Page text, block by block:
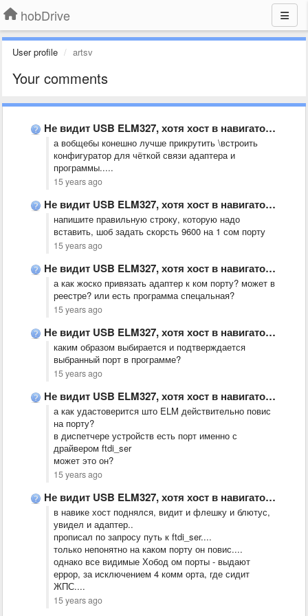
hobDrive
User profile artsv
Your comments
Не видит USB ELM327, хотя хост в навигаторе(JJ2100W) включен, драйвер …
а вобщебы конешно лучше прикрутить \встроить
конфигуратор для чёткой связи адаптера и
программы.....
15 years ago
Не видит USB ELM327, хотя хост в навигаторе(JJ2100W) включен, драйвер …
напишите правильную строку, которую надо
вставить, шоб задать скорсть 9600 на 1 сом порту
15 years ago
Не видит USB ELM327, хотя хост в навигаторе(JJ2100W) включен, драйвер …
а как жоско привязать адаптер к ком порту? может в
реестре? или есть программа спецальная?
15 years ago
Не видит USB ELM327, хотя хост в навигаторе(JJ2100W) включен, драйвер …
каким образом выбирается и подтверждается
выбранный порт в программе?
15 years ago
Не видит USB ELM327, хотя хост в навигаторе(JJ2100W) включен, драйвер …
а как удастоверится што ELM действительно повис
на порту?
в диспетчере устройств есть порт именно с
драйвером ftdi_ser
может это он?
15 years ago
Не видит USB ELM327, хотя хост в навигаторе(JJ2100W) включен, драйвер …
в навике хост поднялся, видит и флешку и блютус,
увидел и адаптер..
прописал по запросу путь к ftdi_ser....
только непонятно на каком порту он повис....
однако все видимые Хобод ом порты - выдают
еррор, за исключением 4 комм орта, где сидит
ЖПС....
15 years ago